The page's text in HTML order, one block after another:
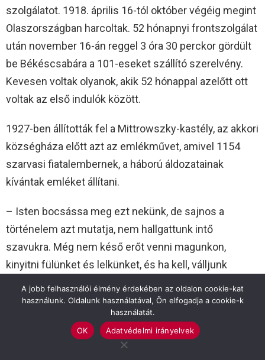
szolgálatot. 1918. április 16-tól október végéig megint
Olaszországban harcoltak. 52 hónapnyi frontszolgálat
után november 16-án reggel 3 óra 30 perckor gördült
be Békéscsabára a 101-eseket szállító szerelvény.
Kevesen voltak olyanok, akik 52 hónappal azelőtt ott
voltak az első indulók között.
1927-ben állították fel a Mittrowszky-kastély, az akkori
községháza előtt azt az emlékművet, amivel 1154
szarvasi fiatalembernek, a háború áldozatainak
kívántak emléket állítani.
– Isten bocsássa meg ezt nekünk, de sajnos a
történelem azt mutatja, nem hallgattunk intő
szavukra. Még nem késő erőt venni magunkon,
kinyitni fülünket és lelkünket, és ha kell, válljunk
mindannyian 101-esekké! Tisztelet Hőseinek!
Dicsőség a 101-eseknek! – fejezte be emlékezését
Lipták József alezredes.
Az eseményt koszorúzás zárta.
A jobb felhasználói élmény érdekében az oldalon cookie-kat
használunk. Oldalunk használatával, Ön elfogadja a cookie-k
használatát.
OK
Adatvédelmi irányelvek